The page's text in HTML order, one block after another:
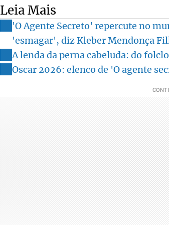
Leia Mais
'O Agente Secreto' repercute no
'esmagar', diz Kleber Mendonça
A lenda da perna cabeluda: do
Oscar 2026: elenco de 'O agente